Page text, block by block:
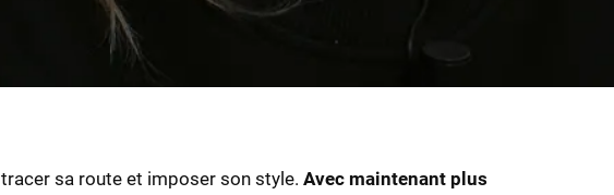
sa route et imposer son style. Avec maintenant plus